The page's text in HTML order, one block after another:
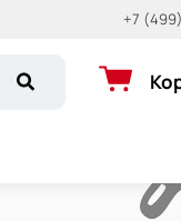
+7